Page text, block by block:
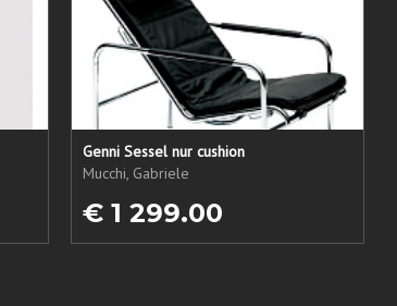
Genni Sessel nur cushion
Mucchi, Gabriele
€ 1 299.00